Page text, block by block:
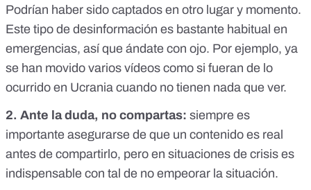
Podrían haber sido captados en otro lugar y momento.
Este tipo de desinformación es bastante habitual en
emergencias, así que ándate con ojo. Por ejemplo, ya
se han movido varios vídeos como si fueran de lo
ocurrido en Ucrania cuando no tienen nada que ver.
2. Ante la duda, no compartas: siempre es
importante asegurarse de que un contenido es real
antes de compartirlo, pero en situaciones de crisis es
indispensable con tal de no empeorar la situación.